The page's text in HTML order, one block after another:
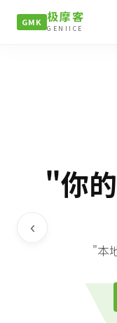
GMK 极摩客
GENIICE
"你
"本
‹